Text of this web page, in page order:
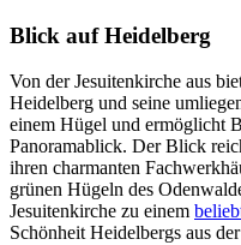
Blick auf Heidelberg
Von der Jesuitenkirche aus
Heidelberg und seine
einem Hügel und ermöglicht
Panoramablick. Der Blick
ihren charmanten
grünen Hügeln des
Jesuitenkirche zu einem
Schönheit Heidelbergs aus